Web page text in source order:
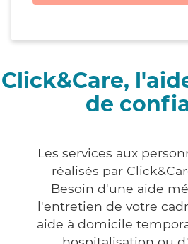
Click&Care,
de
Les services aux
réalisés par
Besoin d'une aide
l'entretien de votre
aide à domicile